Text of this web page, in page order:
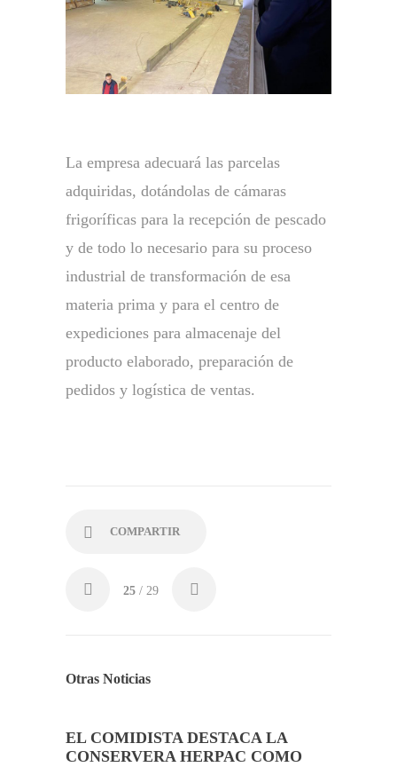
La empresa adecuará las parcelas
adquiridas, dotándolas de cámaras
frigoríficas para la recepción de pescado
y de todo lo necesario para su proceso
industrial de transformación de esa
materia prima y para el centro de
expediciones para almacenaje del
producto elaborado, preparación de
pedidos y logística de ventas.
COMPARTIR
25 / 29
Otras Noticias
EL COMIDISTA DESTACA LA
CONSERVERA HERPAC COMO